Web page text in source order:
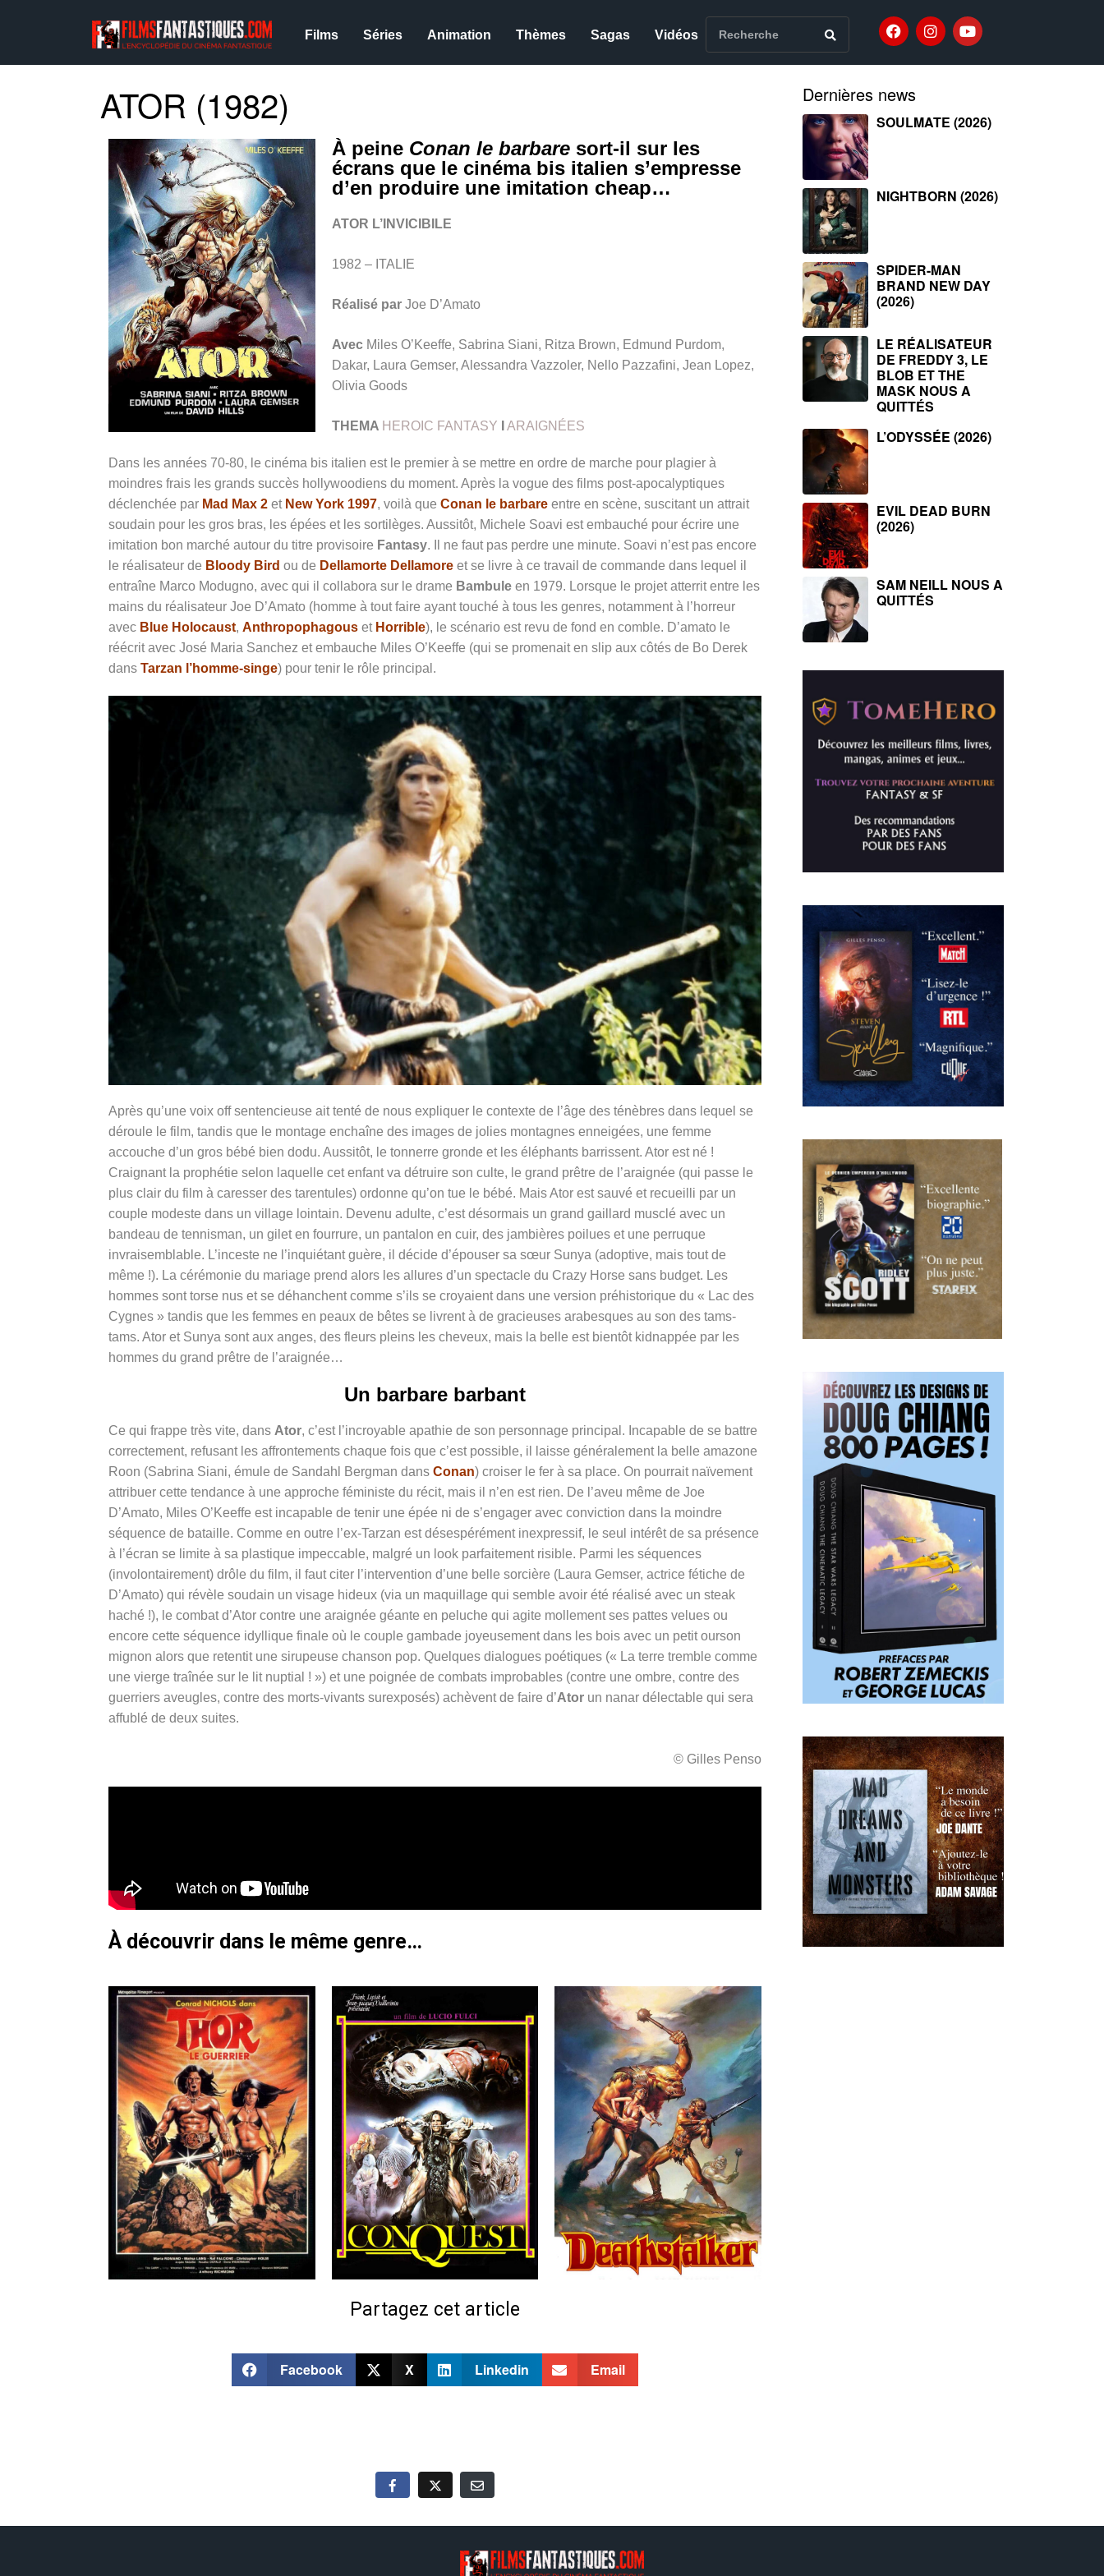
Films Séries Animation Thèmes Sagas Vidéos
ATOR (1982)
À peine Conan le barbare sort-il sur les
écrans que le cinéma bis italien s’empresse
d’en produire une imitation cheap…
ATOR L’INVICIBILE
1982 – ITALIE
Réalisé par Joe D’Amato
Avec Miles O’Keeffe, Sabrina Siani, Ritza Brown, Edmund Purdom,
Dakar, Laura Gemser, Alessandra Vazzoler, Nello Pazzafini, Jean Lopez,
Olivia Goods
THEMA HEROIC FANTASY ARAIGNÉES
Dans les années 70-80, le cinéma bis italien est le premier à se mettre en ordre de marche pour plagier à
moindres frais les grands succès hollywoodiens du moment. Après la vogue des films post-apocalyptiques
déclenchée par Mad Max 2 et New York 1997, voilà que Conan le barbare entre en scène, suscitant un attrait
soudain pour les gros bras, les épées et les sortilèges. Aussitôt, Michele Soavi est embauché pour écrire une
imitation bon marché autour du titre provisoire Fantasy. Il ne faut pas perdre une minute. Soavi n’est pas encore
le réalisateur de Bloody Bird ou de Dellamorte Dellamore et se livre à ce travail de commande dans lequel il
entraîne Marco Modugno, avec qui il collabora sur le drame Bambule en 1979. Lorsque le projet atterrit entre les
mains du réalisateur Joe D’Amato (homme à tout faire ayant touché à tous les genres, notamment à l’horreur
avec Blue Holocaust, Anthropophagous et Horrible), le scénario est revu de fond en comble. D’amato le
réécrit avec José Maria Sanchez et embauche Miles O’Keeffe (qui se promenait en slip aux côtés de Bo Derek
dans Tarzan l’homme-singe) pour tenir le rôle principal.
Après qu’une voix off sentencieuse ait tenté de nous expliquer le contexte de l’âge des ténèbres dans lequel se
déroule le film, tandis que le montage enchaîne des images de jolies montagnes enneigées, une femme
accouche d’un gros bébé bien dodu. Aussitôt, le tonnerre gronde et les éléphants barrissent. Ator est né !
Craignant la prophétie selon laquelle cet enfant va détruire son culte, le grand prêtre de l’araignée (qui passe le
plus clair du film à caresser des tarentules) ordonne qu’on tue le bébé. Mais Ator est sauvé et recueilli par un
couple modeste dans un village lointain. Devenu adulte, c’est désormais un grand gaillard musclé avec un
bandeau de tennisman, un gilet en fourrure, un pantalon en cuir, des jambières poilues et une perruque
invraisemblable. L’inceste ne l’inquiétant guère, il décide d’épouser sa sœur Sunya (adoptive, mais tout de
même !). La cérémonie du mariage prend alors les allures d’un spectacle du Crazy Horse sans budget. Les
hommes sont torse nus et se déhanchent comme s’ils se croyaient dans une version préhistorique du « Lac des
Cygnes » tandis que les femmes en peaux de bêtes se livrent à de gracieuses arabesques au son des tams-
tams. Ator et Sunya sont aux anges, des fleurs pleins les cheveux, mais la belle est bientôt kidnappée par les
hommes du grand prêtre de l’araignée…
Un barbare barbant
Ce qui frappe très vite, dans Ator, c’est l’incroyable apathie de son personnage principal. Incapable de se battre
correctement, refusant les affrontements chaque fois que c’est possible, il laisse généralement la belle amazone
Roon (Sabrina Siani, émule de Sandahl Bergman dans Conan) croiser le fer à sa place. On pourrait naïvement
attribuer cette tendance à une approche féministe du récit, mais il n’en est rien. De l’aveu même de Joe
D’Amato, Miles O’Keeffe est incapable de tenir une épée ni de s’engager avec conviction dans la moindre
séquence de bataille. Comme en outre l’ex-Tarzan est désespérément inexpressif, le seul intérêt de sa présence
à l’écran se limite à sa plastique impeccable, malgré un look parfaitement risible. Parmi les séquences
(involontairement) drôle du film, il faut citer l’intervention d’une belle sorcière (Laura Gemser, actrice fétiche de
D’Amato) qui révèle soudain un visage hideux (via un maquillage qui semble avoir été réalisé avec un steak
haché !), le combat d’Ator contre une araignée géante en peluche qui agite mollement ses pattes velues ou
encore cette séquence idyllique finale où le couple gambade joyeusement dans les bois avec un petit ourson
mignon alors que retentit une sirupeuse chanson pop. Quelques dialogues poétiques (« La terre tremble comme
une vierge traînée sur le lit nuptial ! ») et une poignée de combats improbables (contre une ombre, contre des
guerriers aveugles, contre des morts-vivants surexposés) achèvent de faire d’Ator un nanar délectable qui sera
affublé de deux suites.
© Gilles Penso
À découvrir dans le même genre…
Partagez cet article
Facebook X Linkedin Email
Dernières news
SOULMATE (2026)
NIGHTBORN (2026)
SPIDER-MAN
BRAND NEW DAY
(2026)
LE RÉALISATEUR
DE FREDDY 3, LE
BLOB ET THE
MASK NOUS A
QUITTÉS
L’ODYSSÉE (2026)
EVIL DEAD BURN
(2026)
SAM NEILL NOUS A
QUITTÉS